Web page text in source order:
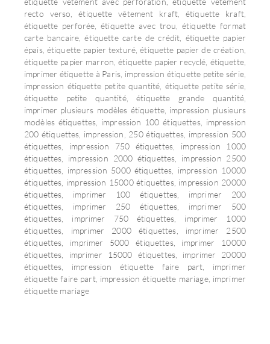
recto verso, étiquette vêtement kraft, étiquette kraft,
étiquette perforée, étiquette avec trou, étiquette format
carte bancaire, étiquette carte de crédit, étiquette papier
épais, étiquette papier texturé, étiquette papier de création,
étiquette papier marron, étiquette papier recyclé, étiquette,
imprimer étiquette à Paris, impression étiquette petite série,
impression étiquette petite quantité, étiquette petite série,
étiquette petite quantité, étiquette grande quantité,
imprimer plusieurs modèles étiquette, impression plusieurs
modèles étiquettes, impression 100 étiquettes, impression
200 étiquettes, impression, 250 étiquettes, impression 500
étiquettes, impression 750 étiquettes, impression 1000
étiquettes, impression 2000 étiquettes, impression 2500
étiquettes, impression 5000 étiquettes, impression 10000
étiquettes, impression 15000 étiquettes, impression 20000
étiquettes, imprimer 100 étiquettes, imprimer 200
étiquettes, imprimer 250 étiquettes, imprimer 500
étiquettes, imprimer 750 étiquettes, imprimer 1000
étiquettes, imprimer 2000 étiquettes, imprimer 2500
étiquettes, imprimer 5000 étiquettes, imprimer 10000
étiquettes, imprimer 15000 étiquettes, imprimer 20000
étiquettes, impression étiquette faire part, imprimer
étiquette faire part, impression étiquette mariage, imprimer
étiquette mariage